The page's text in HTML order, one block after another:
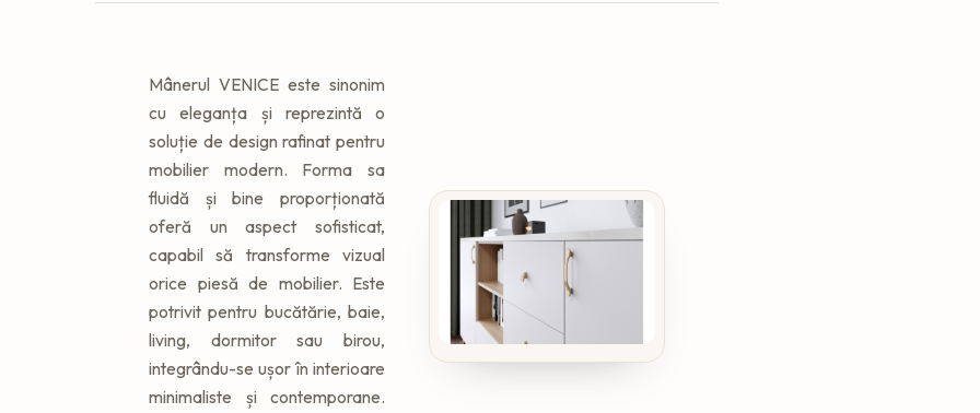
Mânerul VENICE este sinonim
cu eleganța și reprezintă o
soluție de design rafinat pentru
mobilier modern. Forma sa
fluidă și bine proporționată
oferă un aspect sofisticat,
capabil să transforme vizual
orice piesă de mobilier. Este
potrivit pentru bucătărie, baie,
living, dormitor sau birou,
integrându-se ușor în interioare
minimaliste și contemporane.